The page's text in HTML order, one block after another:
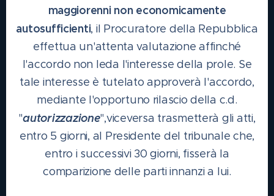
maggiorenni non economicamente
autosufficienti, il Procuratore della Repubblica
effettua un'attenta valutazione affinché
l'accordo non leda l'interesse della prole. Se
tale interesse è tutelato approverà l'accordo,
mediante l'opportuno rilascio della c.d.
"autorizzazione",viceversa trasmetterà gli atti,
entro 5 giorni, al Presidente del tribunale che,
entro i successivi 30 giorni, fisserà la
comparizione delle parti innanzi a lui.